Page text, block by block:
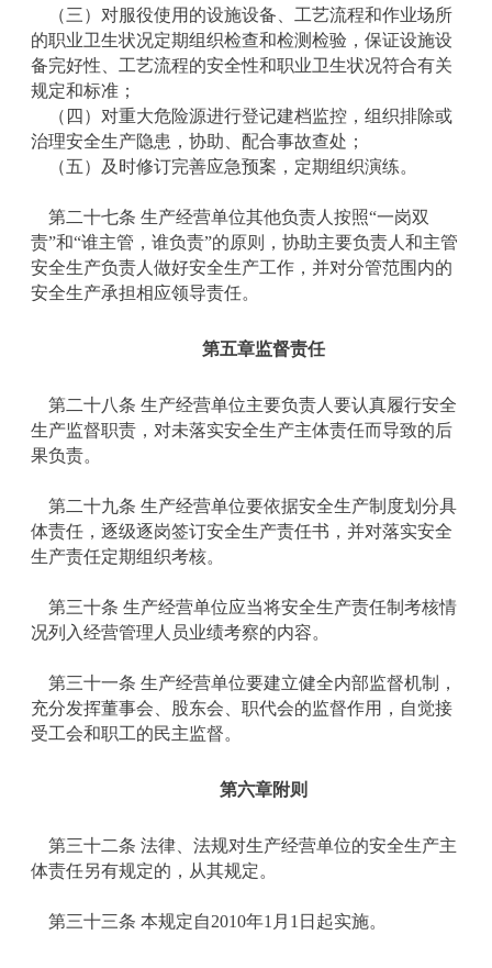
（三）对服役使用的设施设备、工艺流程和作业场所
的职业卫生状况定期组织检查和检测检验，保证设施设
备完好性、工艺流程的安全性和职业卫生状况符合有关
规定和标准；
（四）对重大危险源进行登记建档监控，组织排除或
治理安全生产隐患，协助、配合事故查处；
（五）及时修订完善应急预案，定期组织演练。
第二十七条 生产经营单位其他负责人按照“一岗双
责”和“谁主管，谁负责”的原则，协助主要负责人和主管
安全生产负责人做好安全生产工作，并对分管范围内的
安全生产承担相应领导责任。
第五章监督责任
第二十八条 生产经营单位主要负责人要认真履行安全
生产监督职责，对未落实安全生产主体责任而导致的后
果负责。
第二十九条 生产经营单位要依据安全生产制度划分具
体责任，逐级逐岗签订安全生产责任书，并对落实安全
生产责任定期组织考核。
第三十条 生产经营单位应当将安全生产责任制考核情
况列入经营管理人员业绩考察的内容。
第三十一条 生产经营单位要建立健全内部监督机制，
充分发挥董事会、股东会、职代会的监督作用，自觉接
受工会和职工的民主监督。
第六章附则
第三十二条 法律、法规对生产经营单位的安全生产主
体责任另有规定的，从其规定。
第三十三条 本规定自2010年1月1日起实施。